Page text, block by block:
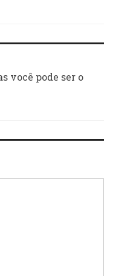
você pode ser o